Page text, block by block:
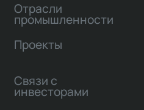
Отрасли
промышленности
Проекты
Связи с
инвесторами